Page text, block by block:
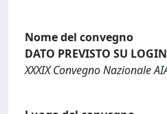
Nome del convegno
DATO PREVISTO SU
XXXIX Convegno Nazionale